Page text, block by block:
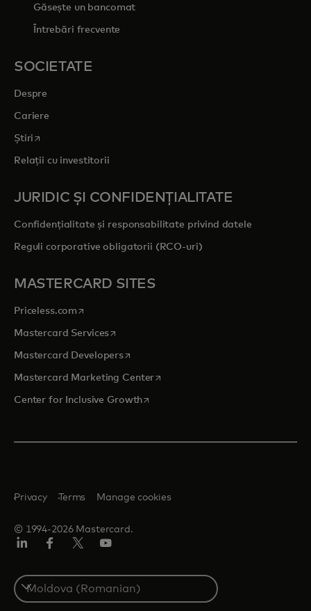
Găsește un bancomat
Întrebări frecvente
SOCIETATE
Despre
Cariere
Știri opens in a new tab
Relații cu investitorii
JURIDIC ȘI CONFIDENȚIALITATE
Confidențialitate și responsabilitate privind datele
Reguli corporative obligatorii (RCO-uri)
MASTERCARD SITES
Priceless.com opens in a new tab
Mastercard Servicesopens in a new tab
Mastercard Developersopens in a new tab
Mastercard Marketing Centeropens in a new tab
Center for Inclusive Growthopens in a new tab
© 1994-2026 Mastercard.
Privacy Terms Manage cookies
Select
a
country